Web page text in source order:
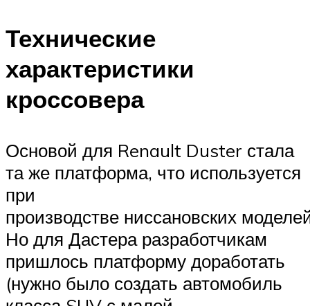
Технические
характеристики
кроссовера
Основой для Renault Duster стала
та же платформа, что используется
при
производстве ниссановских
Но для Дастера разработчикам
пришлось платформу доработать
(нужно было создать автомобиль